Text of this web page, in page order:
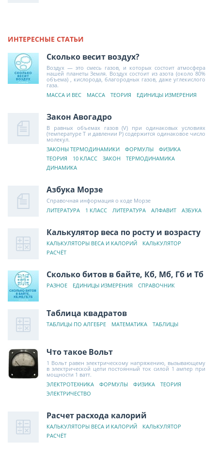
ИНТЕРЕСНЫЕ СТАТЬИ
Сколько весит воздух?
Воздух — это смесь газов, и которых состоит атмосфера
нашей планеты Земля. Воздух состоит из азота (около 80%
объема) , кислорода, благородных газов, даже углекислого
газа.
МАССА И ВЕС
МАССА ТЕОРИЯ ЕДИНИЦЫ ИЗМЕРЕНИЯ
Закон Авогадро
В равных объемах газов (V) при одинаковых условиях
(температуре Т и давлении Р) содержится одинаковое число
молекул.
ЗАКОНЫ ТЕРМОДИНАМИКИ
ФОРМУЛЫ
ФИЗИКА
ТЕОРИЯ
10 КЛАСС ЗАКОН
ТЕРМОДИНАМИКА
ДИНАМИКА
Азбука Морзе
Справочная информация о коде Морзе
ЛИТЕРАТУРА
1 КЛАСС ЛИТЕРАТУРА АЛФАВИТ АЗБУКА
Калькулятор веса по росту и возрасту
КАЛЬКУЛЯТОРЫ ВЕСА И КАЛОРИЙ
КАЛЬКУЛЯТОР
РАСЧЁТ
Сколько битов в байте, Кб, Мб, Гб и Тб
РАЗНОЕ ЕДИНИЦЫ ИЗМЕРЕНИЯ СПРАВОЧНИК
Таблица квадратов
ТАБЛИЦЫ ПО АЛГЕБРЕ МАТЕМАТИКА ТАБЛИЦЫ
Что такое Вольт
1 Вольт равен электрическому напряжению, вызывающему
в электрической цепи постоянный ток силой 1 ампер при
мощности 1 ватт.
ЭЛЕКТРОТЕХНИКА
ФОРМУЛЫ ФИЗИКА
ТЕОРИЯ
ЭЛЕКТРИЧЕСТВО
Расчет расхода калорий
КАЛЬКУЛЯТОРЫ ВЕСА И КАЛОРИЙ
КАЛЬКУЛЯТОР
РАСЧЁТ